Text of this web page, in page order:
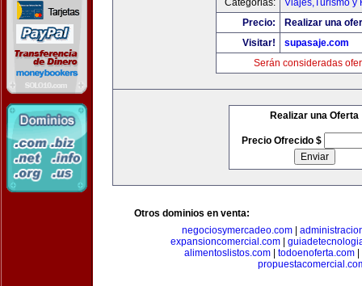
Categorias:
Viajes,Turismo y
Precio:
Realizar una
Visitar!
supasaje.com
Serán consideradas
Realizar una Oferta
Precio Ofrecido $
Otros dominios en venta:
negociosymercadeo.com|
expansioncomercial.com|
alimentoslistos.com| todoenoferta.com|